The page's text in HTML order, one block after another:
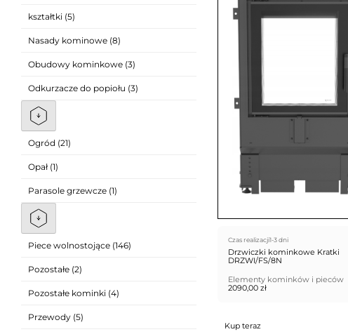
kształtki (5)
Nasady kominowe (8)
Obudowy kominkowe (3)
Odkurzacze do popiołu (3)
Ogród (21)
Opał (1)
Parasole grzewcze (1)
Piece wolnostojące (146)
Pozostałe (2)
Pozostałe kominki (4)
Przewody (5)
Czas realizacji1-3 dni
Drzwiczki kominkowe Kratki
DRZWI/FS/8N
Elementy kominków i pieców
2090,00 zł
Kup teraz